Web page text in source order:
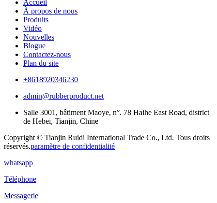
Accueil
À propos de nous
Produits
Vidéo
Nouvelles
Blogue
Contactez-nous
Plan du site
+8618920346230
admin@rubberproduct.net
Salle 3001, bâtiment Maoye, n°. 78 Haihe East Road, district
de Hebei, Tianjin, Chine
Copyright © Tianjin Ruidi International Trade Co., Ltd. Tous droits
réservés.paramètre de confidentialité
whatsapp
Téléphone
Messagerie